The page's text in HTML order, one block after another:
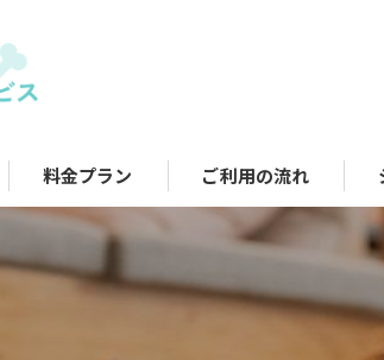
料金プラン ご利用の流れ